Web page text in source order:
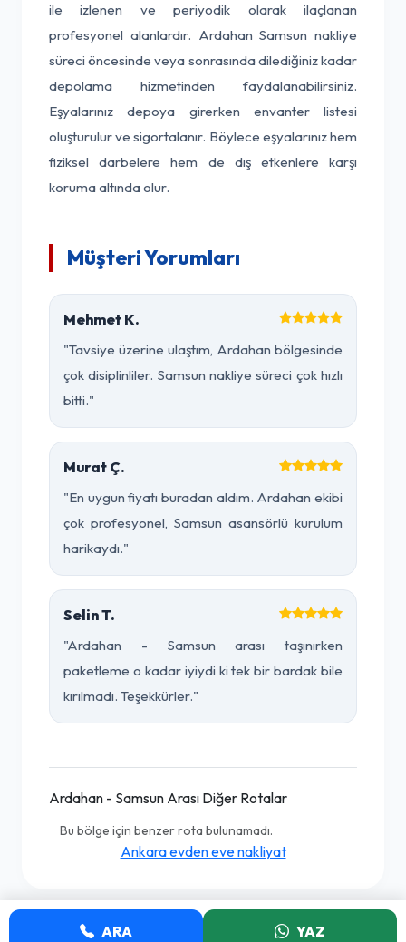
ile izlenen ve periyodik olarak ilaçlanan
profesyonel alanlardır. Ardahan Samsun nakliye
süreci öncesinde veya sonrasında dilediğiniz kadar
depolama hizmetinden faydalanabilirsiniz.
Eşyalarınız depoya girerken envanter listesi
oluşturulur ve sigortalanır. Böylece eşyalarınız hem
fiziksel darbelere hem de dış etkenlere karşı
koruma altında olur.
Müşteri Yorumları
Mehmet K.
"Tavsiye üzerine ulaştım, Ardahan bölgesinde
çok disiplinliler. Samsun nakliye süreci çok hızlı
bitti."
Murat Ç.
"En uygun fiyatı buradan aldım. Ardahan ekibi
çok profesyonel, Samsun asansörlü kurulum
harikaydı."
Selin T.
"Ardahan - Samsun arası taşınırken
paketleme o kadar iyiydi ki tek bir bardak bile
kırılmadı. Teşekkürler."
Ardahan - Samsun Arası Diğer Rotalar
Bu bölge için benzer rota bulunamadı.
Ankara evden eve nakliyat
ARA YAZ